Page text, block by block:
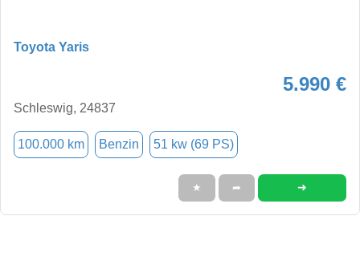
Toyota Yaris
5.990 €
Schleswig, 24837
100.000 km Benzin 51 kw (69 PS)
★ ➦ ➜